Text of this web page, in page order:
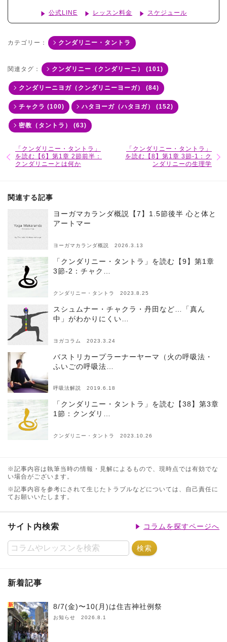
公式LINE レッスン料金 スケジュール
カテゴリー： クンダリニー・タントラ
関連タグ： クンダリニー（クンダリーニ） (101)
クンダリーニヨガ（クンダリニーヨーガ） (84)
チャクラ (100) ハタヨーガ（ハタヨガ） (152)
密教（タントラ） (63)
「クンダリニー・タントラ」
を読む【6】第1章 2節前半：
クンダリニーとは何か
「クンダリニー・タントラ」
を読む【8】第1章 3節-1：ク
ンダリニーの生理学
関連する記事
ヨーガマカランダ概説【7】1.5節後半 心と体と
アートマー
ヨーガマカランダ概説 2026.3.13
「クンダリニー・タントラ」を読む【9】第1章
3節-2：チャク…
クンダリニー・タントラ 2023.8.25
スシュムナー・チャクラ・丹田など…「真ん
中」がわかりにくい…
ヨガコラム 2023.3.24
バストリカープラーナーヤーマ（火の呼吸法・
ふいごの呼吸法…
呼吸法解説 2019.6.18
「クンダリニー・タントラ」を読む【38】第3章
1節：クンダリ…
クンダリニー・タントラ 2023.10.26
※記事内容は執筆当時の情報・見解によるもので、現時点では有効でな
い場合がございます。
※記事内容を参考にされて生じたトラブルなどについては、自己責任に
てお願いいたします。
サイト内検索 コラムを探すページへ
新着記事
新 8/7(金)〜10(月)は住吉神社例祭
お知らせ 2026.8.1